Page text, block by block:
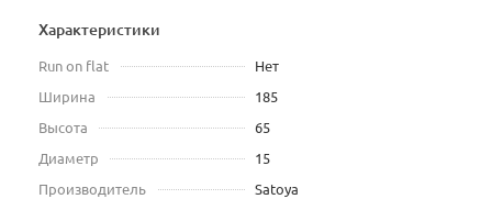
Характеристики
Run on flat
Нет
Ширина
185
Высота
65
Диаметр
15
Производитель
Satoya